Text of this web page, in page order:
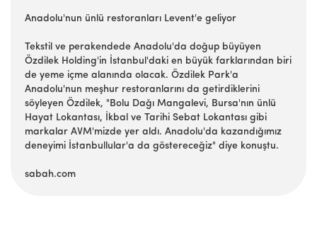
Anadolu'nun ünlü restoranları Levent'e geliyor
Tekstil ve perakendede Anadolu'da doğup büyüyen
Özdilek Holding'in İstanbul'daki en büyük farklarından biri
de yeme içme alanında olacak. Özdilek Park'a
Anadolu'nun meşhur restoranlarını da getirdiklerini
söyleyen Özdilek, "Bolu Dağı Mangalevi, Bursa'nın ünlü
Hayat Lokantası, İkbal ve Tarihi Sebat Lokantası gibi
markalar AVM'mizde yer aldı. Anadolu'da kazandığımız
deneyimi İstanbullular'a da göstereceğiz" diye konuştu.
sabah.com